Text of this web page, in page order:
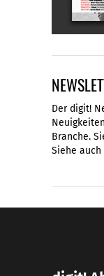
Der digit!
Branche.
Siehe auch